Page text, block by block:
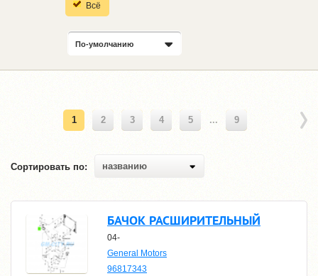
Всё
По-умолчанию
1 2 3 4 5 ... 9
Сортировать по: названию
БАЧОК РАСШИРИТЕЛЬНЫЙ
04-
General Motors
96817343